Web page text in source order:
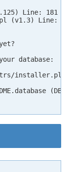
Line: 181
(v1.3) Line: 52
database:
installer.pl
(DB